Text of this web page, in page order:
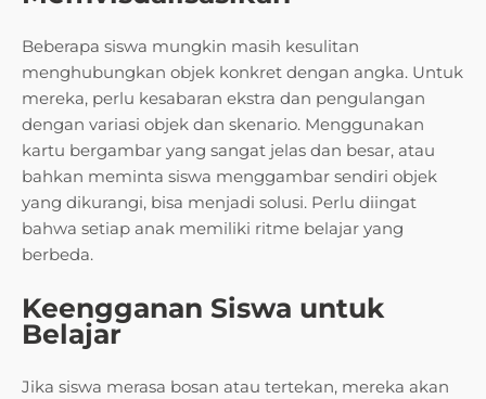
Beberapa siswa mungkin masih kesulitan
menghubungkan objek konkret dengan angka. Untuk
mereka, perlu kesabaran ekstra dan pengulangan
dengan variasi objek dan skenario. Menggunakan
kartu bergambar yang sangat jelas dan besar, atau
bahkan meminta siswa menggambar sendiri objek
yang dikurangi, bisa menjadi solusi. Perlu diingat
bahwa setiap anak memiliki ritme belajar yang
berbeda.
Keengganan Siswa untuk
Belajar
Jika siswa merasa bosan atau tertekan, mereka akan